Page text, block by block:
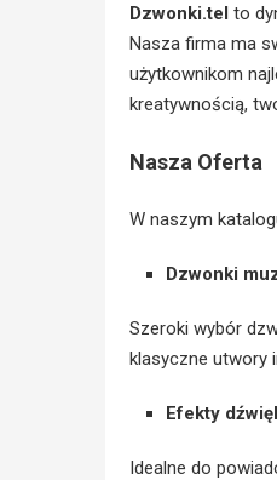
Dzwonki.tel to
Nasza firma ma
użytkownikom
kreatywnością,
Nasza Oferta
W naszym
Dzwonki
Szeroki wybór
klasyczne utwory
Efekty
Idealne do